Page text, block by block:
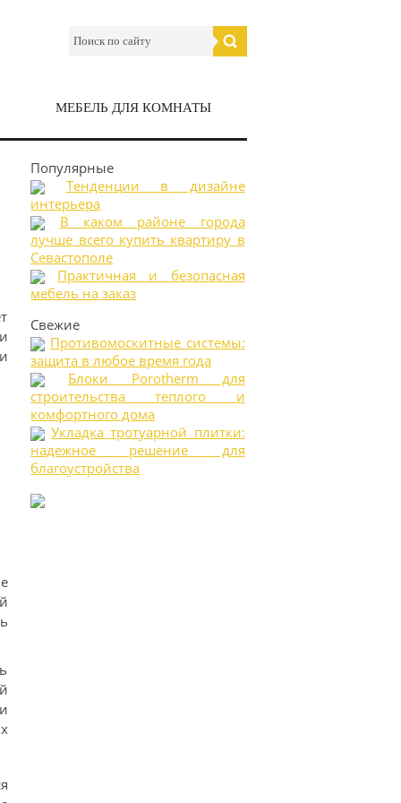
МЕБЕЛЬ ДЛЯ КОМНАТЫ
Популярные
Тенденции в дизайне
интерьера
В каком районе города
лучше всего купить квартиру в
Севастополе
Практичная и безопасная
мебель на заказ
Свежие
Противомоскитные системы:
защита в любое время года
Блоки Porotherm для
строительства теплого и
комфортного дома
Укладка тротуарной плитки:
надежное решение для
благоустройства